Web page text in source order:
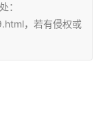
：
，若有侵权或